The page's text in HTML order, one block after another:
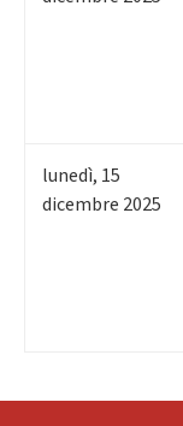
lunedì, 15
dicembre 2025